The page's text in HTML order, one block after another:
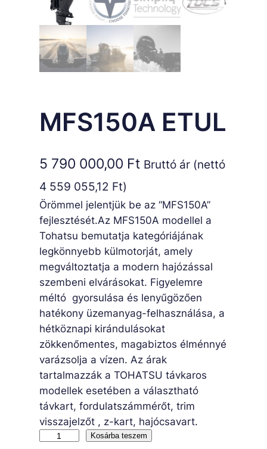
MFS150A ETUL
5 790 000,00 Ft Bruttó ár (nettó
4 559 055,12 Ft)
Örömmel jelentjük be az “MFS150A”
fejlesztését.Az MFS150A modellel a
Tohatsu bemutatja kategóriájának
legkönnyebb külmotorját, amely
megváltoztatja a modern hajózással
szembeni elvárásokat. Figyelemre
méltó gyorsulása és lenyűgözően
hatékony üzemanyag-felhasználása, a
hétköznapi kirándulásokat
zökkenőmentes, magabiztos élménnyé
varázsolja a vízen. Az árak
tartalmazzák a TOHATSU távkaros
modellek esetében a választható
távkart, fordulatszámmérőt, trim
visszajelzőt , z-kart, hajócsavart.
Kosárba teszem